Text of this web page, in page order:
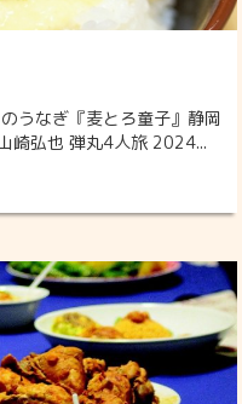
うなぎ『麦とろ童子』静岡
崎弘也 弾丸4人旅 2024...